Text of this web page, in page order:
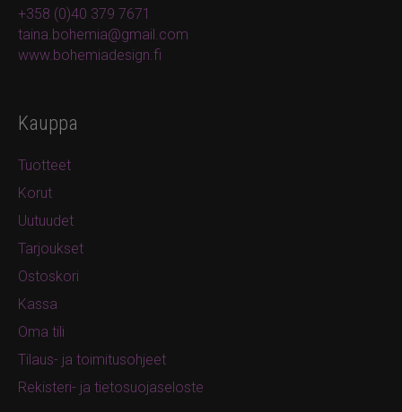
+358 (0)40 379 7671
taina.bohemia@gmail.com
www.bohemiadesign.fi
Kauppa
Tuotteet
Korut
Uutuudet
Tarjoukset
Ostoskori
Kassa
Oma tili
Tilaus- ja toimitusohjeet
Rekisteri- ja tietosuojaseloste